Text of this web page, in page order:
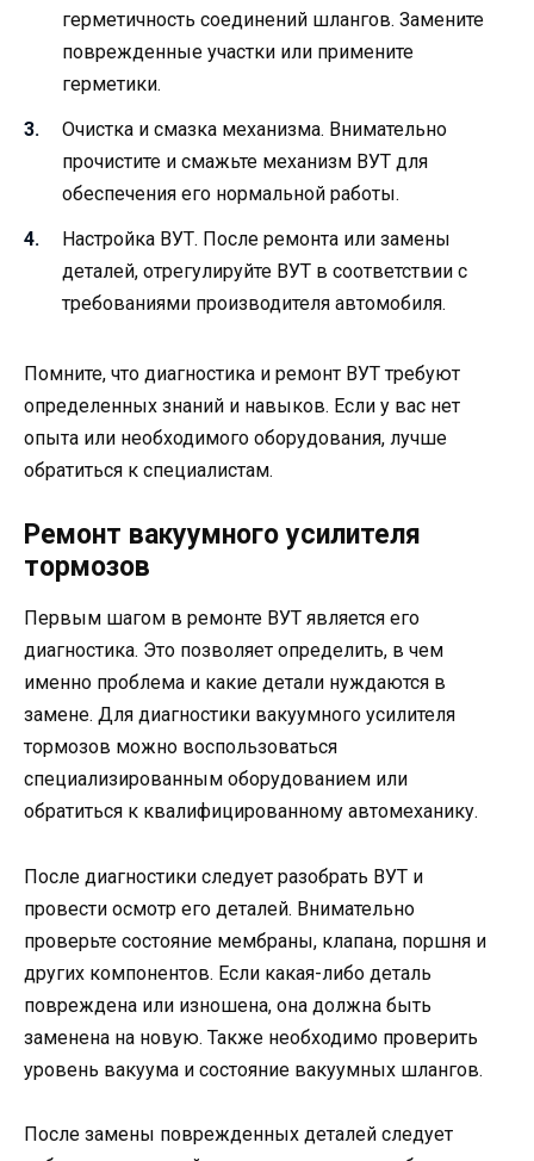
герметичность соединений шлангов. Замените
поврежденные участки или примените
герметики.
Очистка и смазка механизма. Внимательно
прочистите и смажьте механизм ВУТ для
обеспечения его нормальной работы.
Настройка ВУТ. После ремонта или замены
деталей, отрегулируйте ВУТ в соответствии с
требованиями производителя автомобиля.
Помните, что диагностика и ремонт ВУТ требуют
определенных знаний и навыков. Если у вас нет
опыта или необходимого оборудования, лучше
обратиться к специалистам.
Ремонт вакуумного усилителя
тормозов
Первым шагом в ремонте ВУТ является его
диагностика. Это позволяет определить, в чем
именно проблема и какие детали нуждаются в
замене. Для диагностики вакуумного усилителя
тормозов можно воспользоваться
специализированным оборудованием или
обратиться к квалифицированному автомеханику.
После диагностики следует разобрать ВУТ и
провести осмотр его деталей. Внимательно
проверьте состояние мембраны, клапана, поршня и
других компонентов. Если какая-либо деталь
повреждена или изношена, она должна быть
заменена на новую. Также необходимо проверить
уровень вакуума и состояние вакуумных шлангов.
После замены поврежденных деталей следует